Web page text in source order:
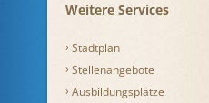
Weitere Services
Stadtplan
Stellenangebote
Ausbildungsplätze